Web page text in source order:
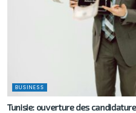
BUSINESS
Tunisie: ouverture des